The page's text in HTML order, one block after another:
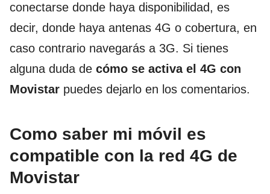
conectarse donde haya disponibilidad, es
decir, donde haya antenas 4G o cobertura, en
caso contrario navegarás a 3G. Si tienes
alguna duda de cómo se activa el 4G con
Movistar puedes dejarlo en los comentarios.
Como saber mi móvil es
compatible con la red 4G de
Movistar